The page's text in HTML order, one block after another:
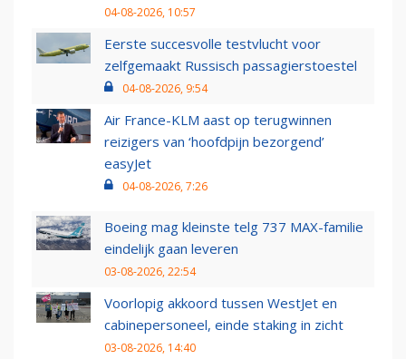
04-08-2026, 10:57
Eerste succesvolle testvlucht voor
zelfgemaakt Russisch passagierstoestel
04-08-2026, 9:54
Air France-KLM aast op terugwinnen
reizigers van ‘hoofdpijn bezorgend’
easyJet
04-08-2026, 7:26
Boeing mag kleinste telg 737 MAX-familie
eindelijk gaan leveren
03-08-2026, 22:54
Voorlopig akkoord tussen WestJet en
cabinepersoneel, einde staking in zicht
03-08-2026, 14:40